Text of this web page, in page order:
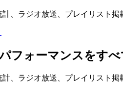
、ラジオ放送、プレイリスト掲
フォーマンスをす
計、ラジオ放送、プレイリスト